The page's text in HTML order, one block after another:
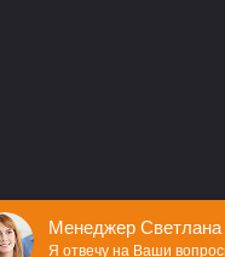
Менеджер Светлана
Я отвечу на Ваши